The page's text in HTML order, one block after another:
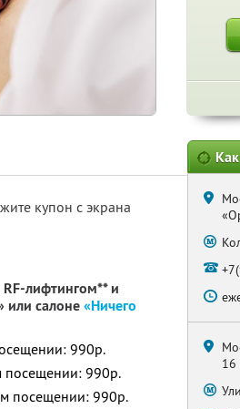
купон с экрана
лифтингом** и
или салоне«Ничего
990р.
посещении: 990р.
посещении: 990р.
16